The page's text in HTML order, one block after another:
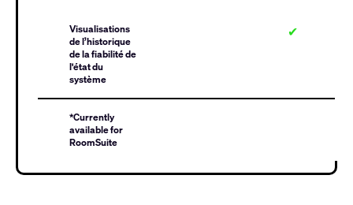
Visualisations
de l’historique
de la fiabilité de
l'état du
système
✔
*Currently
available for
RoomSuite